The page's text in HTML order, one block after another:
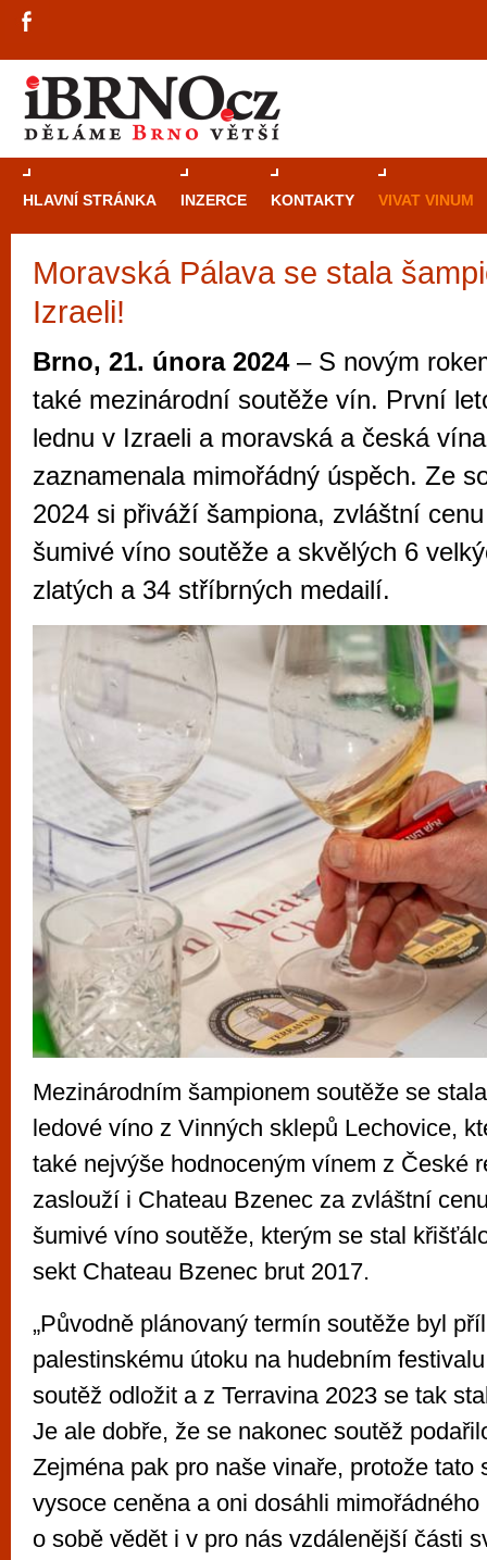
HLAVNÍ STRÁNKA INZERCE KONTAKTY VIVAT VINUM
Moravská Pálava se stala
Izraeli!
Brno, 21. února 2024– S novým
také mezinárodní soutěže vín. První
lednu v Izraeli a moravská a česká
zaznamenala mimořádný úspěch. Ze
2024 si přiváží šampiona, zvláštní
šumivé víno soutěže a skvělých 6
zlatých a 34 stříbrných medailí.
Mezinárodním šampionem soutěže se
ledové víno z Vinných sklepů Lechovice,
také nejvýše hodnoceným vínem z České
zaslouží i Chateau Bzenec za zvláštní
šumivé víno soutěže, kterým se stal
sekt Chateau Bzenec brut 2017.
„Původně plánovaný termín soutěže byl
palestinskému útoku na hudebním
soutěž odložit a z Terravina 2023 se tak
Je ale dobře, že se nakonec soutěž
Zejména pak pro naše vinaře, protože tato
vysoce ceněna a oni dosáhli
o sobě vědět i v pro nás vzdálenější části
Průvodce
Brno je
zajímavé
restaurace,
Mimo jiné je ale také místem, kde si
vyzkoušet různé kasinové hry. V
metropoli naleznete širokou nabídku her
po moderní automaty jak pro pravidelné
příležitostné hráče. V...